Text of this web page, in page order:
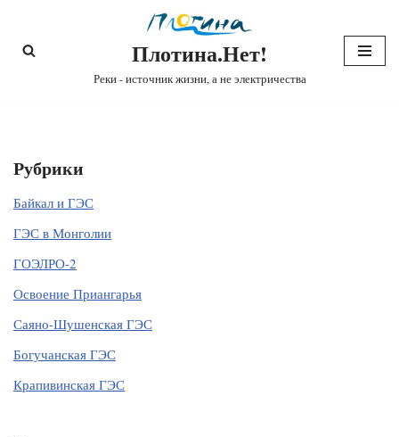
Перейти
Плотина.Нет!
Реки - источник жизни, а не электричества
Рубрики
Байкал и ГЭС
ГЭС в Монголии
ГОЭЛРО-2
Освоение Приангарья
Саяно-Шушенская ГЭС
Богучанская ГЭС
Крапивинская ГЭС